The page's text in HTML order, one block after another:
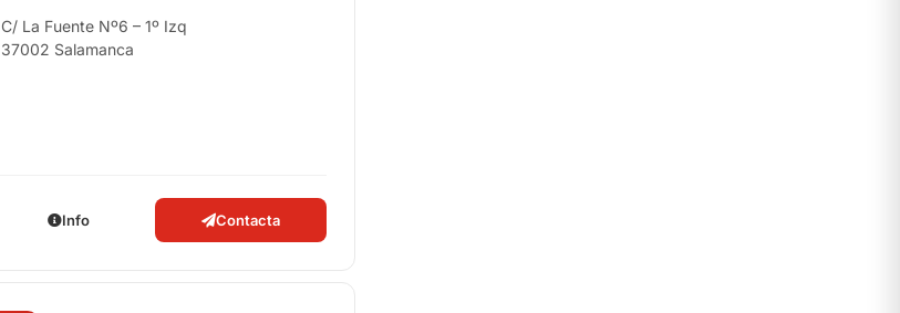
C/ La Fuente Nº6 – 1º Izq
37002 Salamanca
Info Contacta